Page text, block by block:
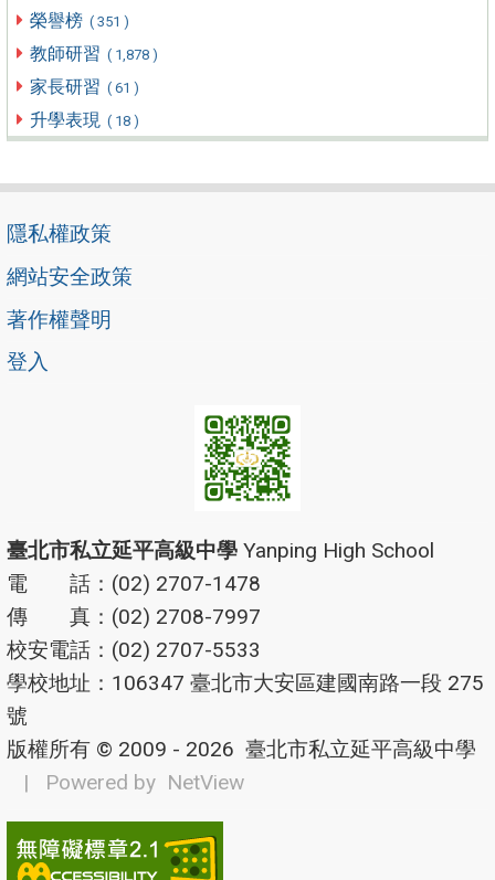
榮譽榜 ( 351 )
教師研習 ( 1,878 )
家長研習 ( 61 )
升學表現 ( 18 )
隱私權政策
網站安全政策
著作權聲明
登入
臺北市私立延平高級中學 Yanping High School
電 話：(02) 2707-1478
傳 真：(02) 2708-7997
校安電話：(02) 2707-5533
學校地址：106347 臺北市大安區建國南路一段 275
號
版權所有 © 2009 - 2026 臺北市私立延平高級中學
| Powered by NetView